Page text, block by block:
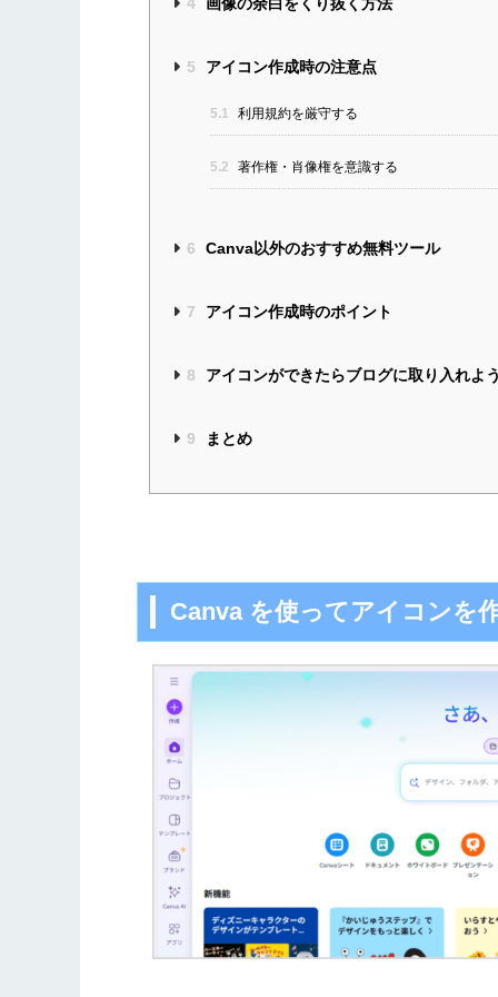
4 画像の余白をくり抜く方法
5 アイコン作成時の注意点
5.1 利用規約を厳守する
5.2 著作権・肖像権を意識する
6 Canva以外のおすすめ無料ツール
7 アイコン作成時のポイント
8 アイコンができたらブログに取り入れよ
9 まとめ
Canva を使ってアイコンを